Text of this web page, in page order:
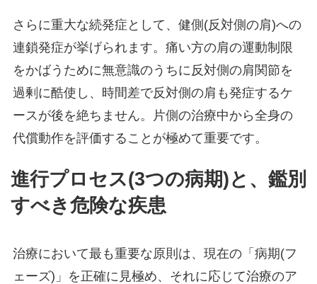
さらに重大な続発症として、健側(反対側の肩)への
連鎖発症が挙げられます。痛い方の肩の運動制限
をかばうために無意識のうちに反対側の肩関節を
過剰に酷使し、時間差で反対側の肩も発症するケ
ースが後を絶ちません。片側の治療中から全身の
代償動作を評価することが極めて重要です。
進行プロセス(3つの病期)と、鑑別
すべき危険な疾患
治療において最も重要な原則は、現在の「病期(フ
ェーズ)」を正確に見極め、それに応じて治療のア